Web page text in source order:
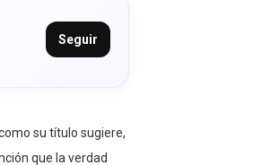
Seguir
su título sugiere,
que la verdad